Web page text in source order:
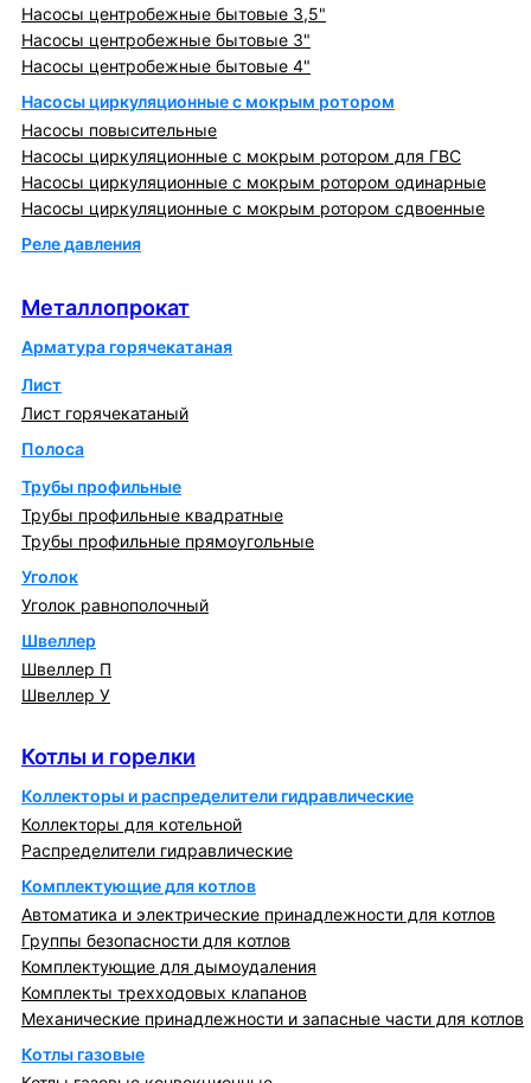
Насосы центробежные бытовые 3,5"
Насосы центробежные бытовые 3"
Насосы центробежные бытовые 4"
Насосы циркуляционные с мокрым ротором
Насосы повысительные
Насосы циркуляционные с мокрым ротором для ГВС
Насосы циркуляционные с мокрым ротором одинарные
Насосы циркуляционные с мокрым ротором сдвоенные
Реле давления
Металлопрокат
Арматура горячекатаная
Лист
Лист горячекатаный
Полоса
Трубы профильные
Трубы профильные квадратные
Трубы профильные прямоугольные
Уголок
Уголок равнополочный
Швеллер
Швеллер П
Швеллер У
Котлы и горелки
Коллекторы и распределители гидравлические
Коллекторы для котельной
Распределители гидравлические
Комплектующие для котлов
Автоматика и электрические принадлежности для котлов
Группы безопасности для котлов
Комплектующие для дымоудаления
Комплекты трехходовых клапанов
Механические принадлежности и запасные части для котлов
Котлы газовые